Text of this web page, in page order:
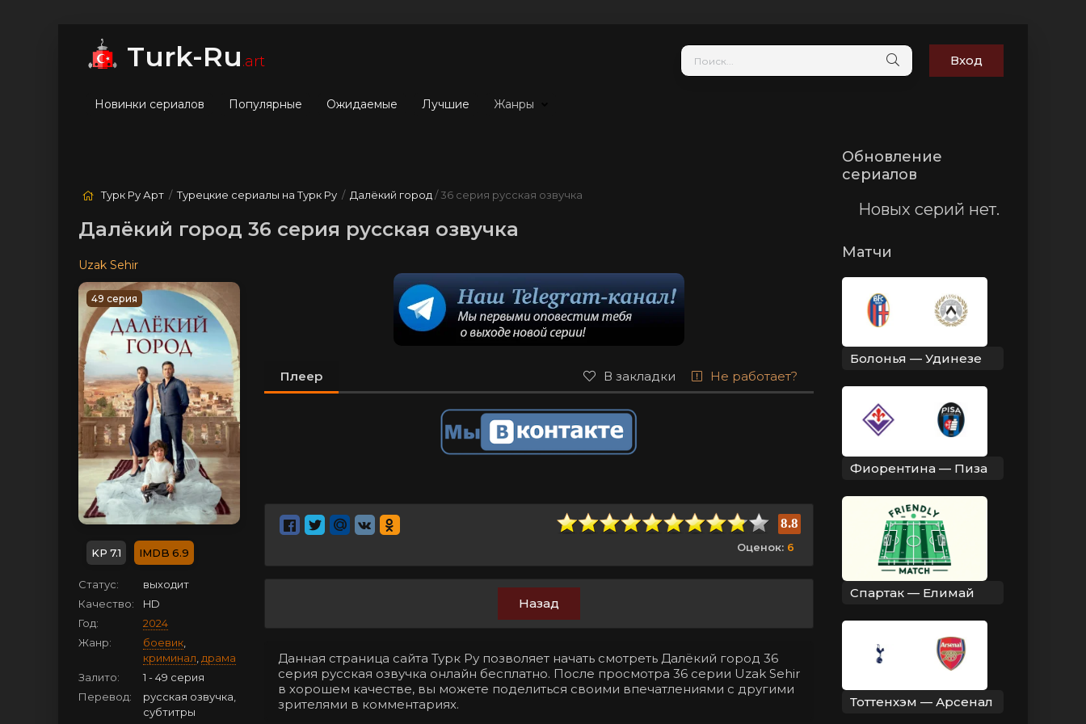
Turk-Ru.art Вход
Новинки сериалов Популярные Ожидаемые Лучшие Жанры
Турк Ру Арт /Турецкие сериалы на Турк Ру / Далёкий город / 36 серия русская озвучка
Далёкий город 36 серия русская озвучка
Uzak Sehir
49 серия
7.1 6.9
Статус:
выходит
Качество:
HD
Год:
2024
Жанр:
боевик
криминал драма
Залито:
1 - 49 серия
Перевод:
русская озвучка,
субтитры
Плеер В закладки Не работает?
8.8
Оценок: 6
Назад
Данная страница сайта Турк Ру позволяет начать смотреть Далёкий город 36
серия русская озвучка онлайн бесплатно. После просмотра 36 серии Uzak Sehir
в хорошем качестве, вы можете поделиться своими впечатлениями с другими
зрителями в комментариях.
Обновление
сериалов
Новых серий нет.
Матчи
Болонья — Удинезе
Фиорентина — Пиза
Спартак — Елимай
Тоттенхэм — Арсенал